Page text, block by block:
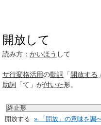
開放して
読み方： かいほう して
サ行変格活用の動詞 「 開放する
助詞 「て」が付いた形。
終止形
開放する » 「開放」の意味を調